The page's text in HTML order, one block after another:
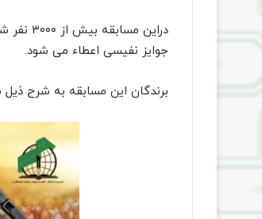
جوایز نفیسی اعطاء می شود.
برندگان این مسابقه به شرح